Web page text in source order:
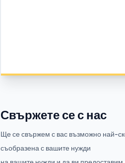
Свържете се с нас
Ще се свържем с вас възможно най-
съобразена с вашите нужди